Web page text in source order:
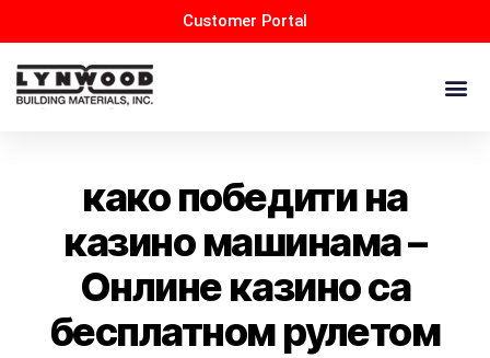
Customer Portal
како победити на
казино машинама –
Онлине казино са
бесплатном рулетом